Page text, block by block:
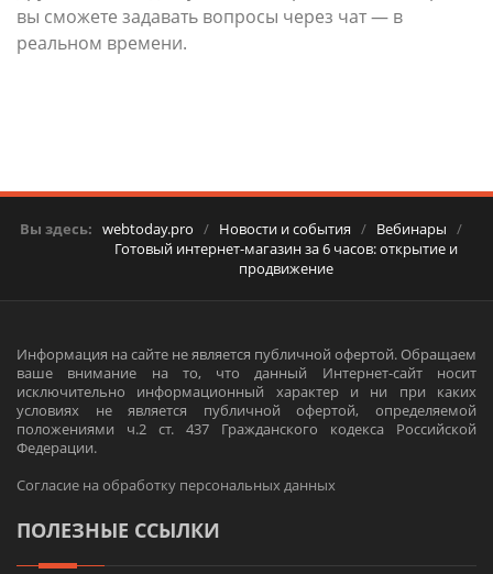
вы сможете задавать вопросы через чат — в
реальном времени.
Вы здесь: webtoday.pro / Новости и события / Вебинары /
Готовый интернет-магазин за 6 часов: открытие и
продвижение
Информация на сайте не является публичной офертой. Обращаем
ваше внимание на то, что данный Интернет-сайт носит
исключительно информационный характер и ни при каких
условиях не является публичной офертой, определяемой
положениями ч.2 ст. 437 Гражданского кодекса Российской
Федерации.
Согласие на обработку персональных данных
ПОЛЕЗНЫЕ ССЫЛКИ